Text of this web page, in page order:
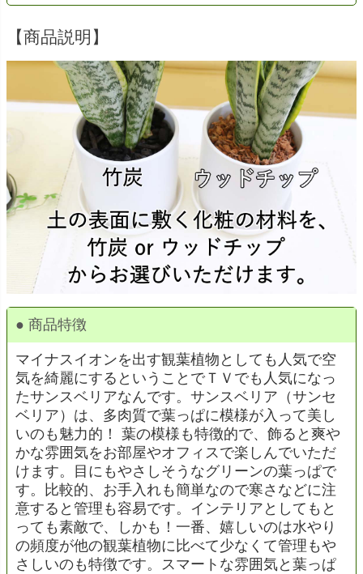
【商品説明】
● 商品特徴
マイナスイオンを出す観葉植物としても人気で空
気を綺麗にするということでＴＶでも人気になっ
たサンスベリアなんです。サンスベリア（サンセ
ベリア）は、多肉質で葉っぱに模様が入って美し
いのも魅力的！ 葉の模様も特徴的で、飾ると爽や
かな雰囲気をお部屋やオフィスで楽しんでいただ
けます。目にもやさしそうなグリーンの葉っぱで
す。比較的、お手入れも簡単なので寒さなどに注
意すると管理も容易です。インテリアとしてもと
っても素敵で、しかも！一番、嬉しいのは水やり
の頻度が他の観葉植物に比べて少なくて管理もや
さしいのも特徴です。スマートな雰囲気と葉っぱ